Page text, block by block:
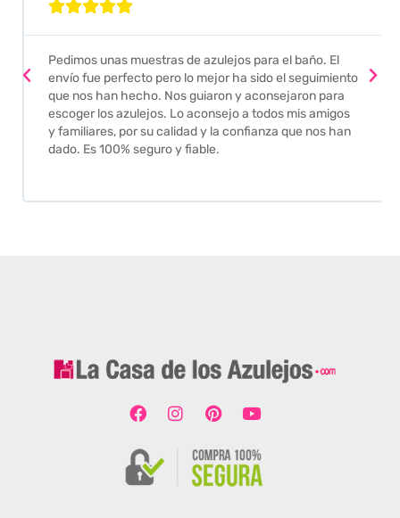

Pedimos unas muestras de azulejos para el baño. El
envío fue perfecto pero lo mejor ha sido el seguimiento
que nos han hecho. Nos guiaron y aconsejaron para
escoger los azulejos. Lo aconsejo a todos mis amigos
y familiares, por su calidad y la confianza que nos han
dado. Es 100% seguro y fiable.